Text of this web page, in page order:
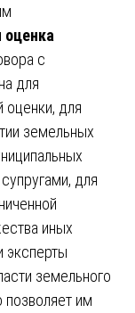
оценка
с
для
оценки, для
земельных
для
иных
эксперты
земельного
позволяет им